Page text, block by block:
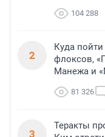
104 288
2
Куда
флоксов,
Манежа и
81 326
3
Теракты